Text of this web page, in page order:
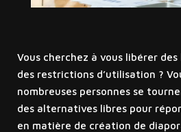
Vous cherchez à vous libérer
des restrictions d’utilisation ?
nombreuses personnes se
des alternatives libres pour
en matière de création de